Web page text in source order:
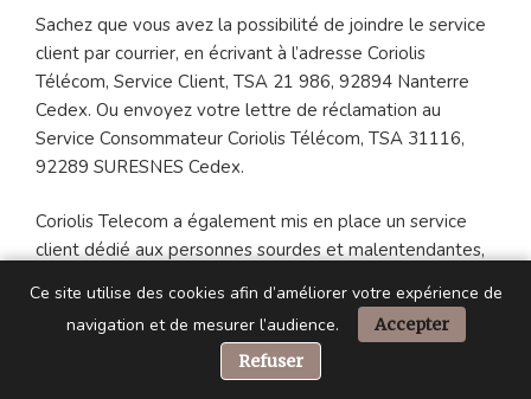
Sachez que vous avez la possibilité de joindre le service
client par courrier, en écrivant à l’adresse Coriolis
Télécom, Service Client, TSA 21 986, 92894 Nanterre
Cedex. Ou envoyez votre lettre de réclamation au
Service Consommateur Coriolis Télécom, TSA 31116,
92289 SURESNES Cedex.
Coriolis Telecom a également mis en place un service
client dédié aux personnes sourdes et malentendantes,
. Si vous préférez
envoyer un e-mail, vous pouvez écrire à l’adresse
coriolis@sourdline.com.
Ce site utilise des cookies afin d’améliorer votre expérience de
navigation et de mesurer l’audience.
Accepter
Refuser